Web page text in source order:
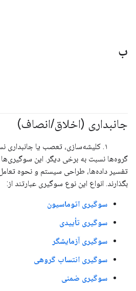
ب
جانبداری (اخلاق/انصاف) #مبانی
۱. کلیشه‌سازی، تعصب یا جانبداری
گروه‌ها نسبت به برخی دیگر. این سوگیری‌ها
تفسیر داده‌ها، طراحی سیستم و نحوه تعامل
بگذارند. انواع این نوع سوگیری عبارتند از:
سوگیری اتوماسیون
سوگیری تأییدی
سوگیری آزمایشگر
سوگیری انتساب گروهی
سوگیری ضمنی